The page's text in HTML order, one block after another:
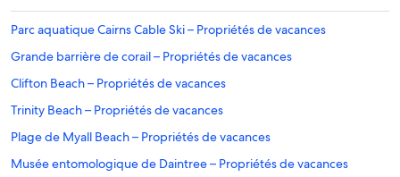
Parc aquatique Cairns Cable Ski – Propriétés de vacances
Grande barrière de corail – Propriétés de vacances
Clifton Beach – Propriétés de vacances
Trinity Beach – Propriétés de vacances
Plage de Myall Beach – Propriétés de vacances
Musée entomologique de Daintree – Propriétés de vacances